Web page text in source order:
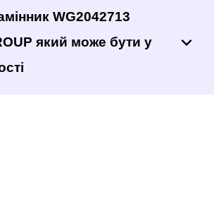
WG2042713
який може бути у